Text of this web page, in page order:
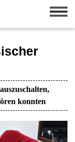
konnten